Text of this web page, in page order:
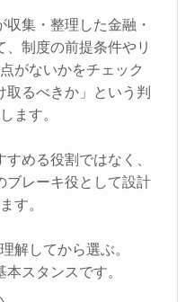
集・整理した金融・
制度の前提条件やリ
がないかをチェック
取るべきか」という判
ます。
める役割ではなく、
ブレーキ役として設計
す。
解してから選ぶ。
スタンスです。